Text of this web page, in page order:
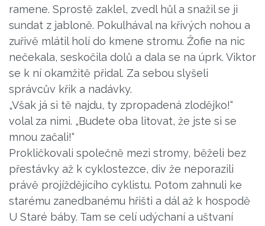
ramene. Sprostě zaklel, zvedl hůl a snažil se ji
sundat z jabloně. Pokulhával na křivých nohou a
zuřivě mlátil holí do kmene stromu. Žofie na nic
nečekala, seskočila dolů a dala se na úprk. Viktor
se k ní okamžitě přidal. Za sebou slyšeli
správcův křik a nadávky.
„Však já si tě najdu, ty zpropadená zlodějko!“
volal za nimi. „Budete oba litovat, že jste si se
mnou začali!“
Prokličkovali společně mezi stromy, běželi bez
přestávky až k cyklostezce, div že neporazili
právě projíždějícího cyklistu. Potom zahnuli ke
starému zanedbanému hřišti a dál až k hospodě
U Staré báby. Tam se celí udýchaní a uštvaní